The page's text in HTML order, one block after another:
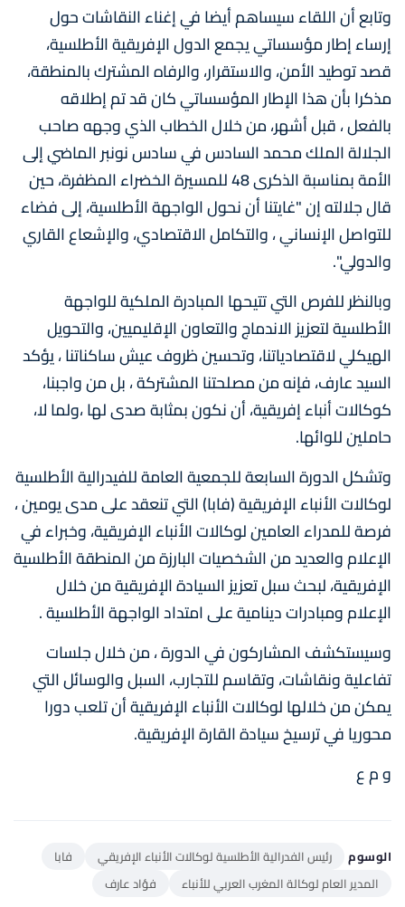
وتابع أن اللقاء سيساهم أيضا في إغناء النقاشات حول
إرساء إطار مؤسساتي يجمع الدول الإفريقية الأطلسية،
قصد توطيد الأمن، والاستقرار، والرفاه المشترك بالمنطقة،
مذكرا بأن هذا الإطار المؤسساتي كان قد تم إطلاقه
بالفعل ، قبل أشهر، من خلال الخطاب الذي وجهه صاحب
الجلالة الملك محمد السادس في سادس نونبر الماضي إلى
الأمة بمناسبة الذكرى 48 للمسيرة الخضراء المظفرة، حين
قال جلالته إن "غايتنا أن نحول الواجهة الأطلسية، إلى فضاء
للتواصل الإنساني ، والتكامل الاقتصادي، والإشعاع القاري
والدولي".
وبالنظر للفرص التي تتيحها المبادرة الملكية للواجهة
الأطلسية لتعزيز الاندماج والتعاون الإقليميين، والتحويل
الهيكلي لاقتصادياتنا، وتحسين ظروف عيش ساكناتنا ، يؤكد
السيد عارف، فإنه من مصلحتنا المشتركة ، بل من واجبنا،
كوكالات أنباء إفريقية، أن نكون بمثابة صدى لها ،ولما لا،
حاملين للوائها.
وتشكل الدورة السابعة للجمعية العامة للفيدرالية الأطلسية
لوكالات الأنباء الإفريقية (فابا) التي تنعقد على مدى يومين ،
فرصة للمدراء العامين لوكالات الأنباء الإفريقية، وخبراء في
الإعلام والعديد من الشخصيات البارزة من المنطقة الأطلسية
الإفريقية، لبحث سبل تعزيز السيادة الإفريقية من خلال
الإعلام ومبادرات دينامية على امتداد الواجهة الأطلسية .
وسيستكشف المشاركون في الدورة ، من خلال جلسات
تفاعلية ونقاشات، وتقاسم للتجارب، السبل والوسائل التي
يمكن من خلالها لوكالات الأنباء الإفريقية أن تلعب دورا
محوريا في ترسيخ سيادة القارة الإفريقية.
و م ع
الوسوم رئيس الفدرالية الأطلسية لوكالات الأنباء الإفريقي
فابا
المدير العام لوكالة المغرب العربي للأنباء
فؤاد عارف